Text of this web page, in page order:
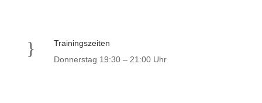
}
Trainingszeiten
Donnerstag 19:30 – 21:00 Uhr